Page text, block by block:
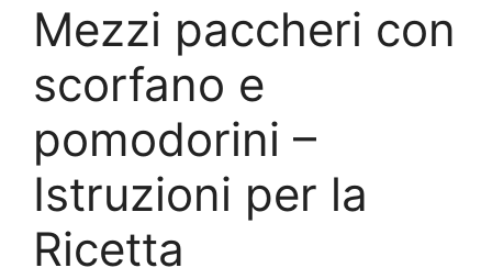
Mezzi paccheri con
scorfano e
pomodorini –
Istruzioni per la
Ricetta